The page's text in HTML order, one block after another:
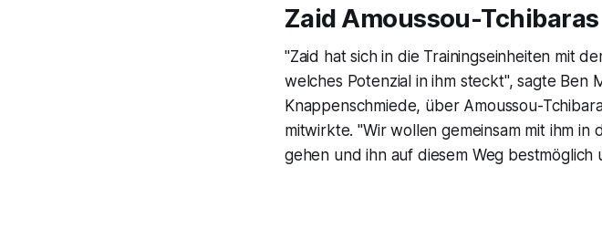
Zaid Amoussou-
"Zaid hat sich in die Trainingseinheiten mit
welches Potenzial in ihm steckt", sagte Ben
Knappenschmiede, über Amoussou-
mitwirkte. "Wir wollen gemeinsam mit ihm
gehen und ihn auf diesem Weg bestmöglich